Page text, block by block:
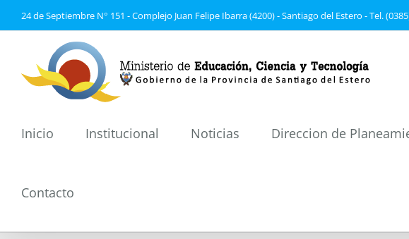
al
24 de Septiembre N° 151 - Complejo Juan Felipe Ibarra (4200) - Santiago del Estero - Tel.
Inicio Institucional Noticias Direccion de
Contacto